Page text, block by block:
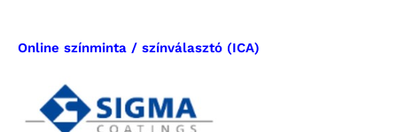
Online színminta / színválasztó (ICA)